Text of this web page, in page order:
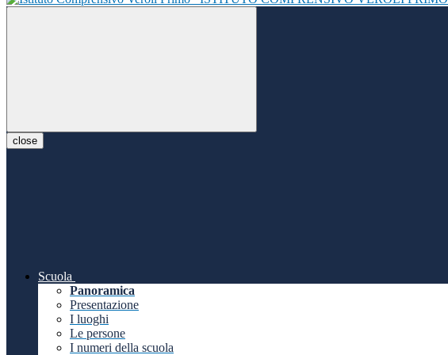
close
Scuola
Panoramica
Presentazione
I luoghi
Le persone
I numeri della scuola